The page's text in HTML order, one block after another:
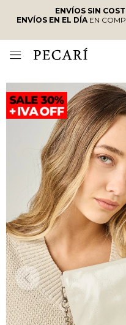
ENVÍOS SIN
ENVÍOS EN EL DÍAEN
